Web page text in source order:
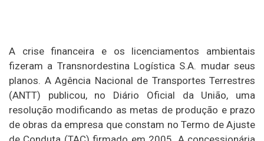
A crise financeira e os licenciamentos ambientais
fizeram a Transnordestina Logística S.A. mudar seus
planos. A Agência Nacional de Transportes Terrestres
(ANTT) publicou, no Diário Oficial da União, uma
resolução modificando as metas de produção e prazo
de obras da empresa que constam no Termo de Ajuste